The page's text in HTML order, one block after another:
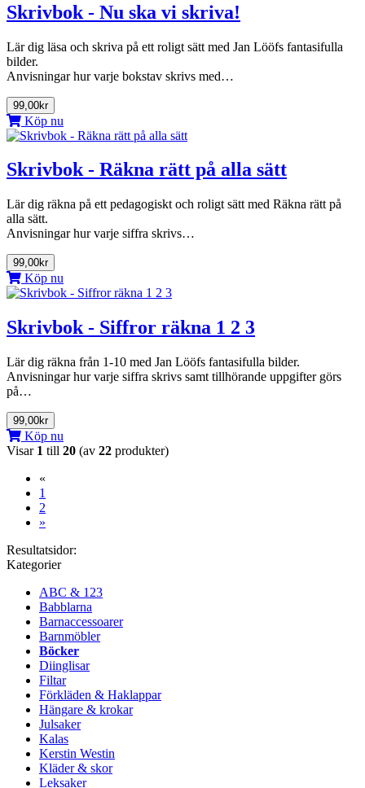
Skrivbok - Nu ska vi skriva!
Lär dig läsa och skriva på ett roligt sätt med Jan Lööfs fantasifulla
bilder.
Anvisningar hur varje bokstav skrivs med…
99,00kr
Köp nu
Skrivbok - Räkna rätt på alla sätt
Lär dig räkna på ett pedagogiskt och roligt sätt med Räkna rätt på
alla sätt.
Anvisningar hur varje siffra skrivs…
99,00kr
Köp nu
Skrivbok - Siffror räkna 1 2 3
Lär dig räkna från 1-10 med Jan Lööfs fantasifulla bilder.
Anvisningar hur varje siffra skrivs samt tillhörande uppgifter görs
på…
99,00kr
Köp nu
Visar 1 till 20 (av 22 produkter)
«
1
2
»
Resultatsidor:
Kategorier
ABC & 123
Babblarna
Barnaccessoarer
Barnmöbler
Böcker
Diinglisar
Filtar
Förkläden & Haklappar
Hängare & krokar
Julsaker
Kalas
Kerstin Westin
Kläder & skor
Leksaker